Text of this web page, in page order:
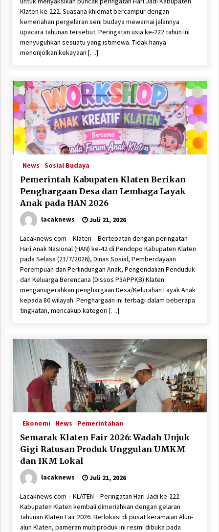
Klaten ke-222. Suasana khidmat bercampur dengan
kemeriahan pergelaran seni budaya mewarnai jalannya
upacara tahunan tersebut. Peringatan usia ke-222 tahun ini
menyuguhkan sesuatu yang istimewa. Tidak hanya
menonjolkan kekayaan […]
News Sosial Budaya
Pemerintah Kabupaten Klaten Berikan
Penghargaan Desa dan Lembaga Layak
Anak pada HAN 2026
lacaknews Juli 21, 2026
Lacaknews.com – Klaten – Bertepatan dengan peringatan
Hari Anak Nasional (HAN) ke-42 di Pendopo Kabupaten Klaten
pada Selasa (21/7/2026), Dinas Sosial, Pemberdayaan
Perempuan dan Perlindungan Anak, Pengendalian Penduduk
dan Keluarga Berencana (Dissos P3APPKB) Klaten
menganugerahkan penghargaan Desa/Kelurahan Layak Anak
kepada 86 wilayah. Penghargaan ini terbagi dalam beberapa
tingkatan, mencakup kategori […]
Ekonomi News Pemerintahan
Semarak Klaten Fair 2026: Wadah Unjuk
Gigi Ratusan Produk Unggulan UMKM
dan IKM Lokal
lacaknews Juli 21, 2026
Lacaknews.com – KLATEN – Peringatan Hari Jadi ke-222
Kabupaten Klaten kembali dimeriahkan dengan gelaran
tahunan Klaten Fair 2026. Berlokasi di pusat keramaian Alun-
alun Klaten, pameran multiproduk ini resmi dibuka pada